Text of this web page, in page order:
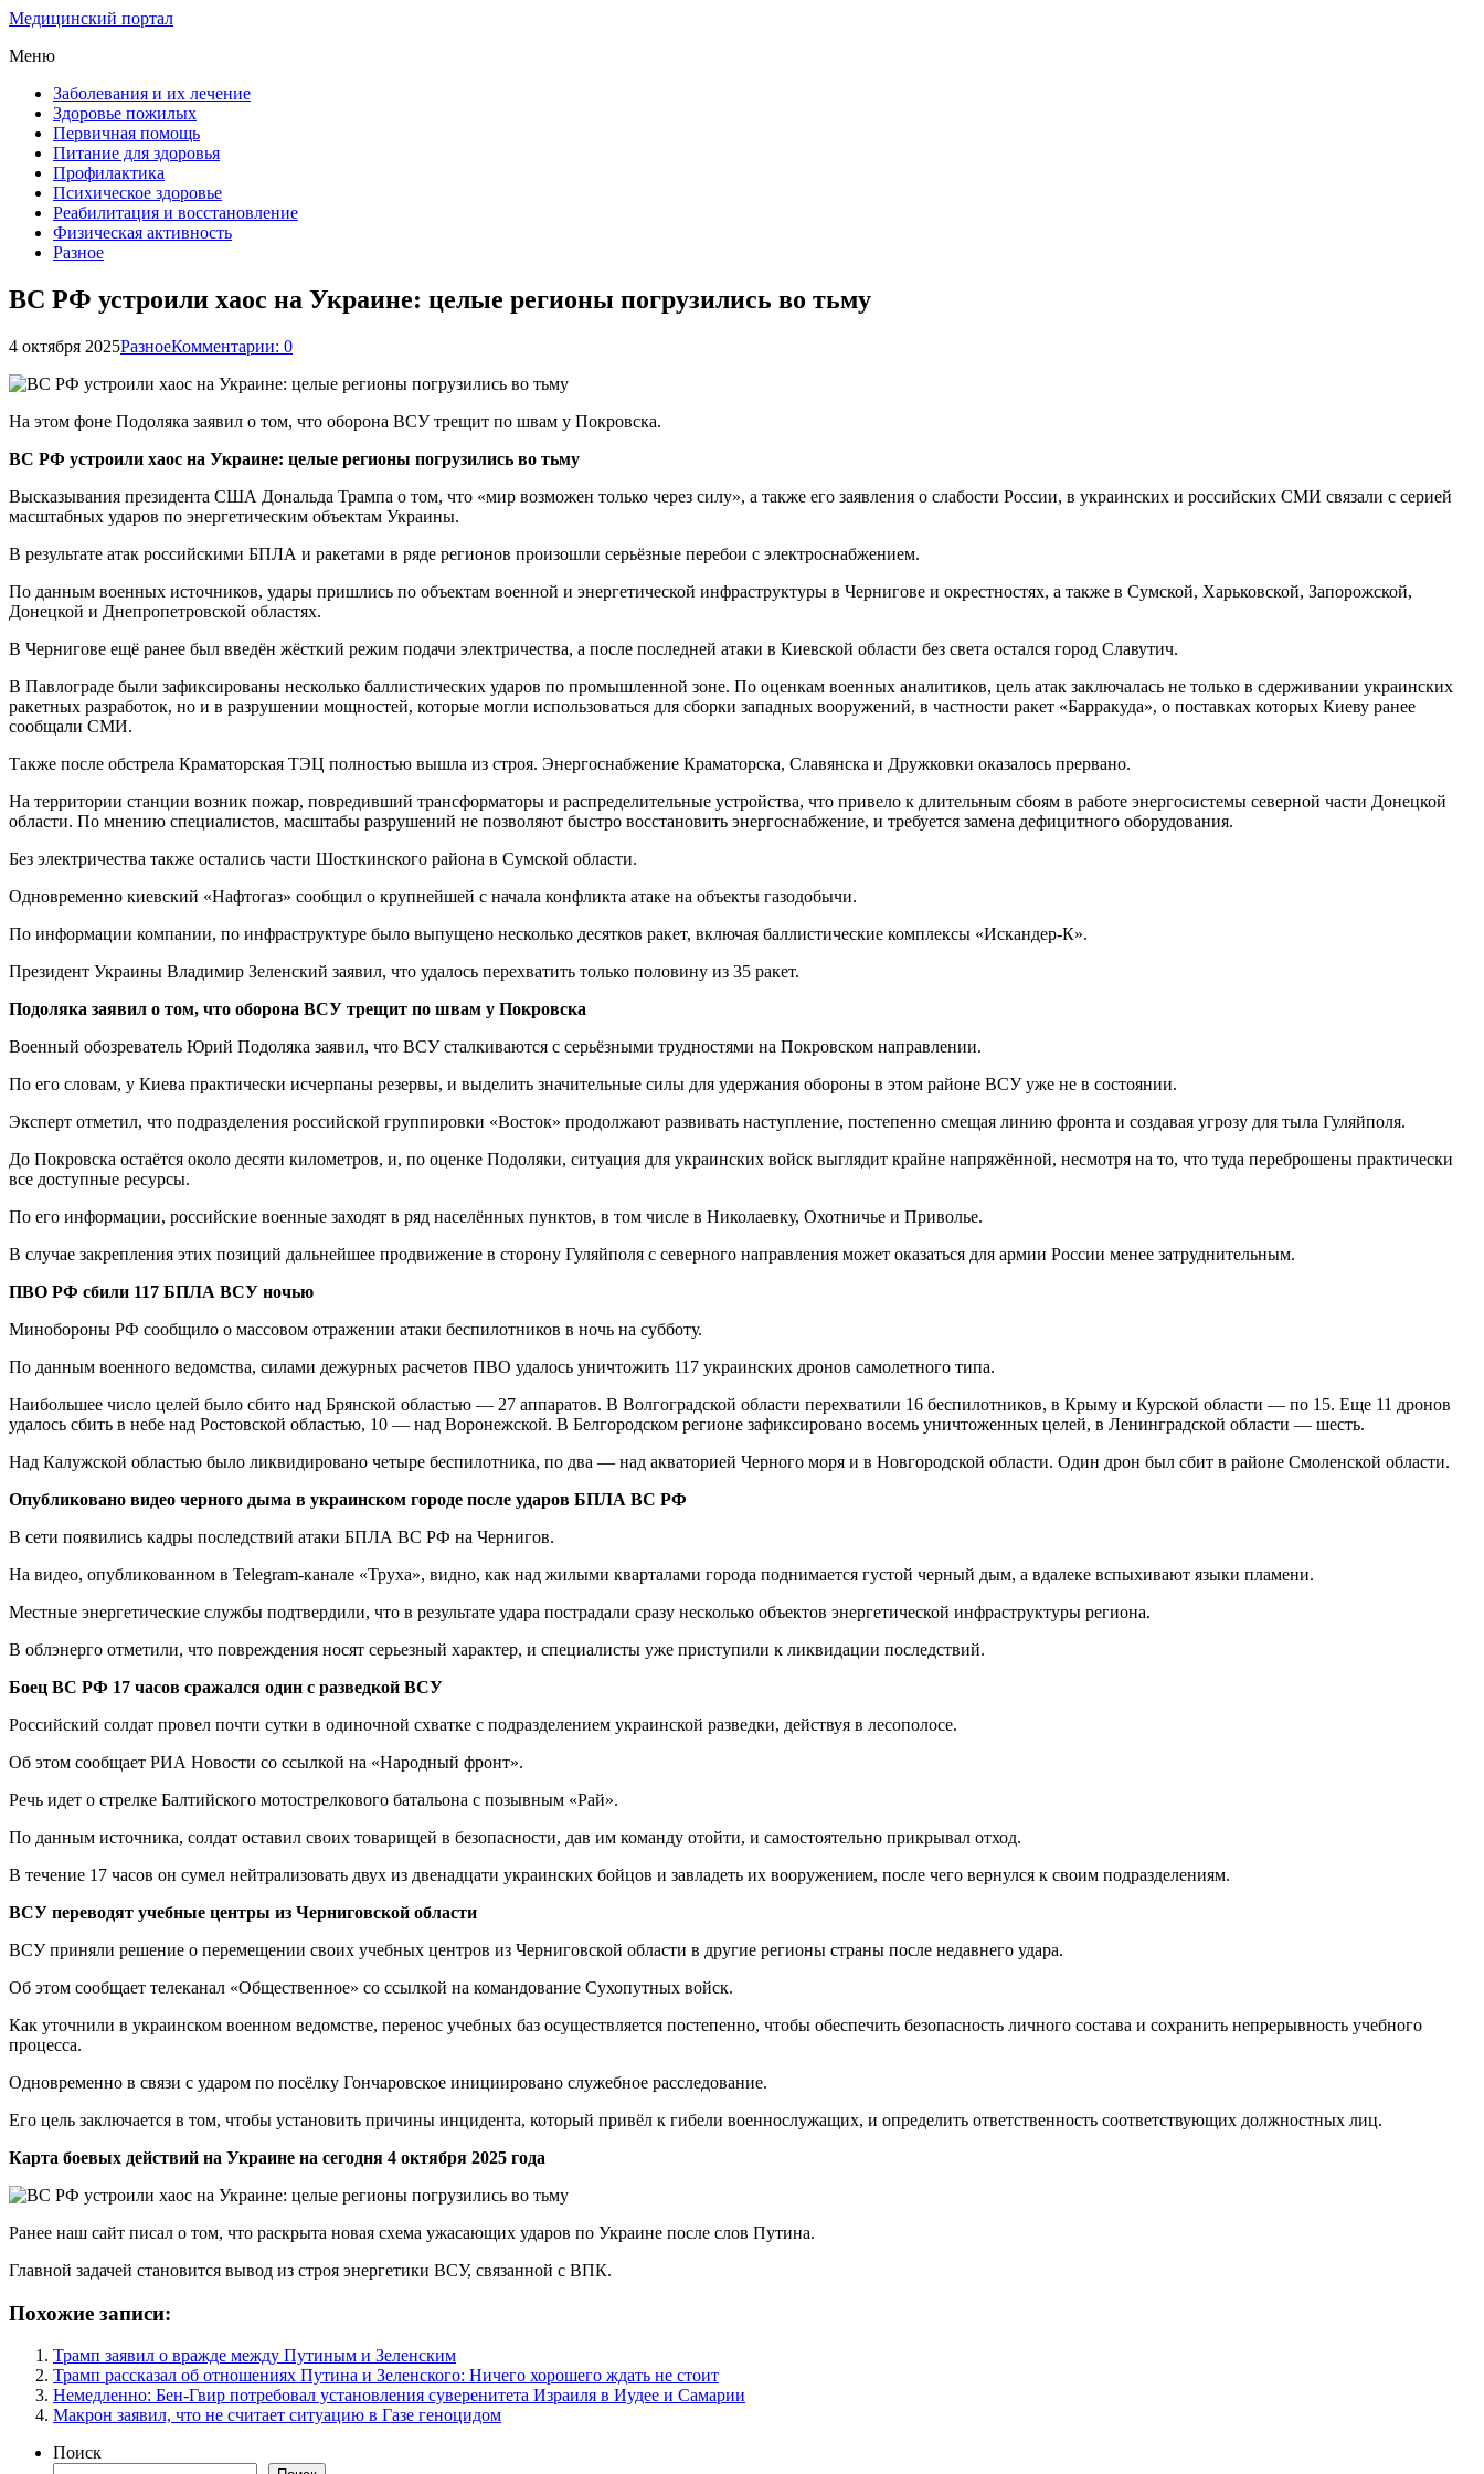
Медицинский портал
Меню
Заболевания и их лечение
Здоровье пожилых
Первичная помощь
Питание для здоровья
Профилактика
Психическое здоровье
Реабилитация и восстановление
Физическая активность
Разное
ВС РФ устроили хаос на Украине: целые регионы погрузились во тьму
4 октября 2025РазноеКомментарии: 0
На этом фоне Подоляка заявил о том, что оборона ВСУ трещит по швам у Покровска.
ВС РФ устроили хаос на Украине: целые регионы погрузились во тьму
Высказывания президента США Дональда Трампа о том, что «мир возможен только через силу», а также его заявления о слабости России, в украинских и российских СМИ связали с серией
масштабных ударов по энергетическим объектам Украины.
В результате атак российскими БПЛА и ракетами в ряде регионов произошли серьёзные перебои с электроснабжением.
По данным военных источников, удары пришлись по объектам военной и энергетической инфраструктуры в Чернигове и окрестностях, а также в Сумской, Харьковской, Запорожской,
Донецкой и Днепропетровской областях.
В Чернигове ещё ранее был введён жёсткий режим подачи электричества, а после последней атаки в Киевской области без света остался город Славутич.
В Павлограде были зафиксированы несколько баллистических ударов по промышленной зоне. По оценкам военных аналитиков, цель атак заключалась не только в сдерживании украинских
ракетных разработок, но и в разрушении мощностей, которые могли использоваться для сборки западных вооружений, в частности ракет «Барракуда», о поставках которых Киеву ранее
сообщали СМИ.
Также после обстрела Краматорская ТЭЦ полностью вышла из строя. Энергоснабжение Краматорска, Славянска и Дружковки оказалось прервано.
На территории станции возник пожар, повредивший трансформаторы и распределительные устройства, что привело к длительным сбоям в работе энергосистемы северной части Донецкой
области. По мнению специалистов, масштабы разрушений не позволяют быстро восстановить энергоснабжение, и требуется замена дефицитного оборудования.
Без электричества также остались части Шосткинского района в Сумской области.
Одновременно киевский «Нафтогаз» сообщил о крупнейшей с начала конфликта атаке на объекты газодобычи.
По информации компании, по инфраструктуре было выпущено несколько десятков ракет, включая баллистические комплексы «Искандер-К».
Президент Украины Владимир Зеленский заявил, что удалось перехватить только половину из 35 ракет.
Подоляка заявил о том, что оборона ВСУ трещит по швам у Покровска
Военный обозреватель Юрий Подоляка заявил, что ВСУ сталкиваются с серьёзными трудностями на Покровском направлении.
По его словам, у Киева практически исчерпаны резервы, и выделить значительные силы для удержания обороны в этом районе ВСУ уже не в состоянии.
Эксперт отметил, что подразделения российской группировки «Восток» продолжают развивать наступление, постепенно смещая линию фронта и создавая угрозу для тыла Гуляйполя.
До Покровска остаётся около десяти километров, и, по оценке Подоляки, ситуация для украинских войск выглядит крайне напряжённой, несмотря на то, что туда переброшены практически
все доступные ресурсы.
По его информации, российские военные заходят в ряд населённых пунктов, в том числе в Николаевку, Охотничье и Приволье.
В случае закрепления этих позиций дальнейшее продвижение в сторону Гуляйполя с северного направления может оказаться для армии России менее затруднительным.
ПВО РФ сбили 117 БПЛА ВСУ ночью
Минобороны РФ сообщило о массовом отражении атаки беспилотников в ночь на субботу.
По данным военного ведомства, силами дежурных расчетов ПВО удалось уничтожить 117 украинских дронов самолетного типа.
Наибольшее число целей было сбито над Брянской областью — 27 аппаратов. В Волгоградской области перехватили 16 беспилотников, в Крыму и Курской области — по 15. Еще 11 дронов
удалось сбить в небе над Ростовской областью, 10 — над Воронежской. В Белгородском регионе зафиксировано восемь уничтоженных целей, в Ленинградской области — шесть.
Над Калужской областью было ликвидировано четыре беспилотника, по два — над акваторией Черного моря и в Новгородской области. Один дрон был сбит в районе Смоленской области.
Опубликовано видео черного дыма в украинском городе после ударов БПЛА ВС РФ
В сети появились кадры последствий атаки БПЛА ВС РФ на Чернигов.
На видео, опубликованном в Telegram-канале «Труха», видно, как над жилыми кварталами города поднимается густой черный дым, а вдалеке вспыхивают языки пламени.
Местные энергетические службы подтвердили, что в результате удара пострадали сразу несколько объектов энергетической инфраструктуры региона.
В облэнерго отметили, что повреждения носят серьезный характер, и специалисты уже приступили к ликвидации последствий.
Боец ВС РФ 17 часов сражался один с разведкой ВСУ
Российский солдат провел почти сутки в одиночной схватке с подразделением украинской разведки, действуя в лесополосе.
Об этом сообщает РИА Новости со ссылкой на «Народный фронт».
Речь идет о стрелке Балтийского мотострелкового батальона с позывным «Рай».
По данным источника, солдат оставил своих товарищей в безопасности, дав им команду отойти, и самостоятельно прикрывал отход.
В течение 17 часов он сумел нейтрализовать двух из двенадцати украинских бойцов и завладеть их вооружением, после чего вернулся к своим подразделениям.
ВСУ переводят учебные центры из Черниговской области
ВСУ приняли решение о перемещении своих учебных центров из Черниговской области в другие регионы страны после недавнего удара.
Об этом сообщает телеканал «Общественное» со ссылкой на командование Сухопутных войск.
Как уточнили в украинском военном ведомстве, перенос учебных баз осуществляется постепенно, чтобы обеспечить безопасность личного состава и сохранить непрерывность учебного
процесса.
Одновременно в связи с ударом по посёлку Гончаровское инициировано служебное расследование.
Его цель заключается в том, чтобы установить причины инцидента, который привёл к гибели военнослужащих, и определить ответственность соответствующих должностных лиц.
Карта боевых действий на Украине на сегодня 4 октября 2025 года
Ранее наш сайт писал о том, что раскрыта новая схема ужасающих ударов по Украине после слов Путина.
Главной задачей становится вывод из строя энергетики ВСУ, связанной с ВПК.
Похожие записи:
Трамп заявил о вражде между Путиным и Зеленским
Трамп рассказал об отношениях Путина и Зеленского: Ничего хорошего ждать не стоит
Немедленно: Бен-Гвир потребовал установления суверенитета Израиля в Иудее и Самарии
Макрон заявил, что не считает ситуацию в Газе геноцидом
Поиск